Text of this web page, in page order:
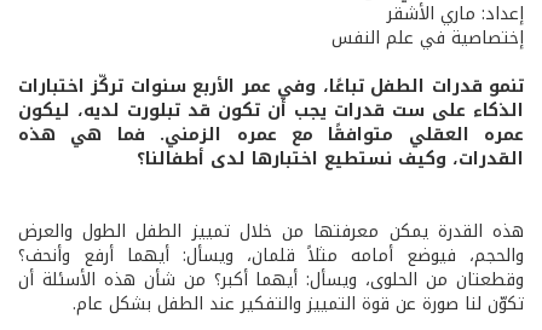
إعداد: ماري الأشقر
إختصاصية في علم النفس
تنمو قدرات الطفل تباعًا، وفي عمر الأربع سنوات تركّز اختبارات
الذكاء على ست قدرات يجب أن تكون قد تبلورت لديه، ليكون
عمره العقلي متوافقًا مع عمره الزمني. فما هي هذه
القدرات، وكيف نستطيع اختبارها لدى أطفالنا؟
هذه القدرة يمكن معرفتها من خلال تمييز الطفل الطول والعرض
والحجم، فيوضع أمامه مثلاً قلمان، ويسأل: أيهما أرفع وأنحف؟
وقطعتان من الحلوى، ويسأل: أيهما أكبر؟ من شأن هذه الأسئلة أن
تكوّن لنا صورة عن قوة التمييز والتفكير عند الطفل بشكل عام.